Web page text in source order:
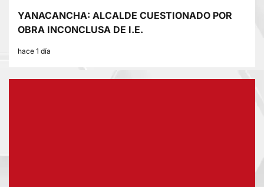
YANACANCHA: ALCALDE CUESTIONADO POR
OBRA INCONCLUSA DE I.E.
hace 1 día